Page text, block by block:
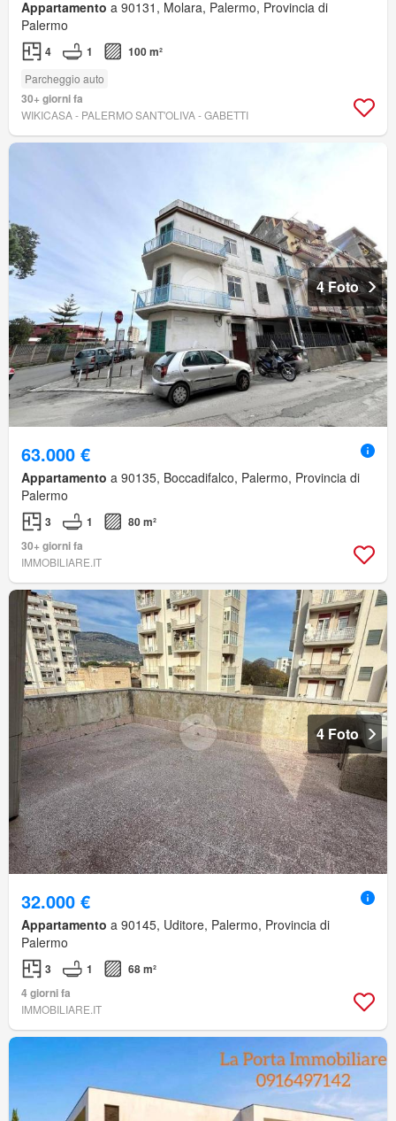
Appartamento a 90131, Molara, Palermo, Provincia di
Palermo
4 1 100 m²
Parcheggio auto
30+ giorni fa
WIKICASA - PALERMO SANT'OLIVA - GABETTI
4 Foto
63.000 €
Appartamento a 90135, Boccadifalco, Palermo, Provincia di
Palermo
3 1
80 m²
30+ giorni fa
IMMOBILIARE.IT
4 Foto
32.000 €
Appartamento a 90145, Uditore, Palermo, Provincia di
Palermo
3 1
68 m²
4 giorni fa
IMMOBILIARE.IT